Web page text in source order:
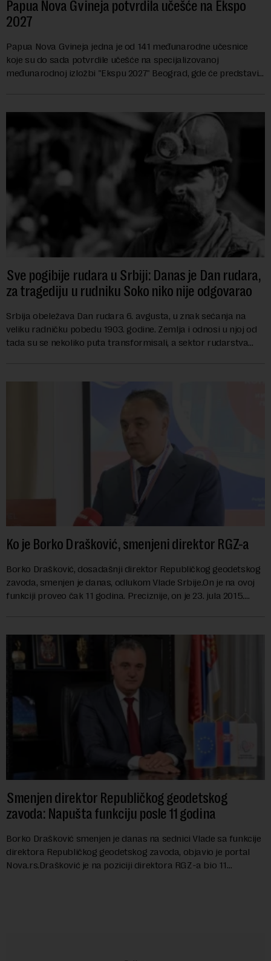
Papua Nova Gvineja potvrdila učešće na Ekspo
2027
Papua Nova Gvineja jedna je od 141 međunarodne učesnice
koje su do sada potvrdile učešće na specijalizovanoj
međunarodnoj izložbi "Ekspu 2027" Beograd, gde će predstaviti
Sve pogibije rudara u Srbiji: Danas je Dan rudara,
za tragediju u rudniku Soko niko nije odgovarao
Srbija obeležava Dan rudara 6. avgusta, u znak sećanja na
veliku radničku pobedu 1903. godine. Zemlja i odnosi u njoj od
tada su se nekoliko puta transformisali, a sektor rudarstva
Ko je Borko Drašković, smenjeni direktor RGZ-a
Borko Drašković, dosadašnji direktor Republičkog geodetskog
zavoda, smenjen je danas, odlukom Vlade Srbije.On je na ovoj
funkciji proveo čak 11 godina. Preciznije, on je 23. jula 2015.
Smenjen direktor Republičkog geodetskog
zavoda: Napušta funkciju posle 11 godina
Borko Drašković smenjen je danas na sednici Vlade sa funkcije
direktora Republičkog geodetskog zavoda, objavio je portal
Nova.rs.Drašković je na poziciji direktora RGZ-a bio 11